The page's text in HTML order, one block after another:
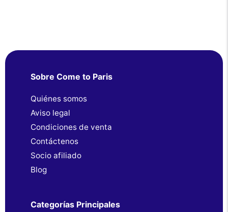
Sobre Come to Paris
Quiénes somos
Aviso legal
Condiciones de venta
Contáctenos
Socio afiliado
Blog
Categorías Principales